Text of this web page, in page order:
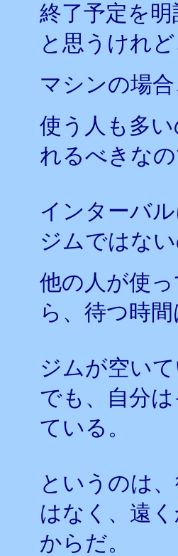
終了予定を
と思うけれど
マシンの場
使う人も多
れるべきな
インターバ
ジムではな
他の人が使
ら、待つ時
ジムが空い
でも、自分
ている。
というのは
はなく、遠
からだ。